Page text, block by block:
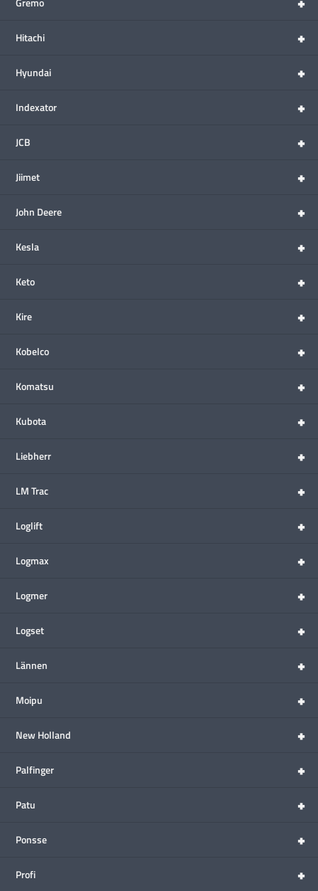
+
Hitachi
+
Hyundai
+
Indexator
+
JCB
+
Jiimet
+
John Deere
+
Kesla
+
Keto
+
Kire
+
Kobelco
+
Komatsu
+
Kubota
+
Liebherr
+
LM Trac
+
Loglift
+
Logmax
+
Logmer
+
Logset
+
Lännen
+
Moipu
+
New Holland
+
Palfinger
+
Patu
+
Ponsse
+
Profi